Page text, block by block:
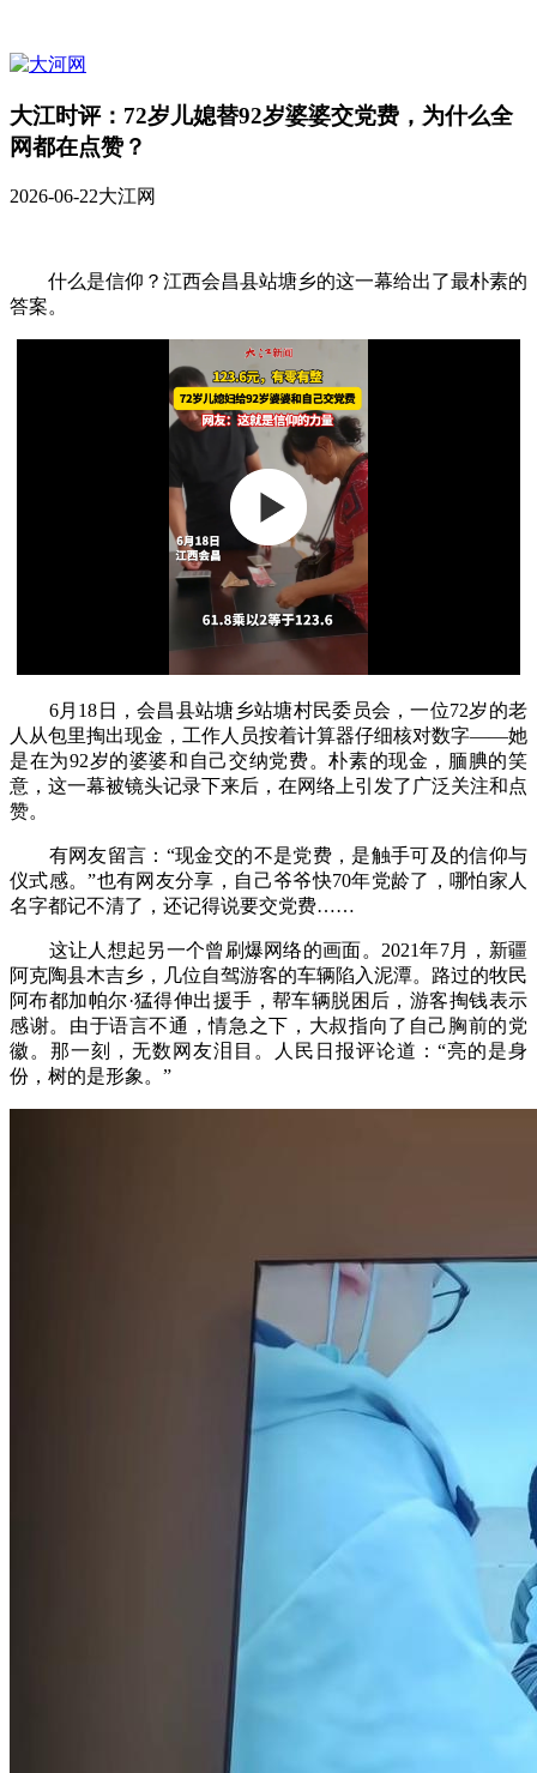
大江时评：72岁儿媳替92岁婆婆交党费，为什么全
网都在点赞？
2026-06-22大江网
什么是信仰？江西会昌县站塘乡的这一幕给出了最朴素的
答案。
6月18日，会昌县站塘乡站塘村民委员会，一位72岁的老
人从包里掏出现金，工作人员按着计算器仔细核对数字——她
是在为92岁的婆婆和自己交纳党费。朴素的现金，腼腆的笑
意，这一幕被镜头记录下来后，在网络上引发了广泛关注和点
赞。
有网友留言：“现金交的不是党费，是触手可及的信仰与
仪式感。”也有网友分享，自己爷爷快70年党龄了，哪怕家人
名字都记不清了，还记得说要交党费……
这让人想起另一个曾刷爆网络的画面。2021年7月，新疆
阿克陶县木吉乡，几位自驾游客的车辆陷入泥潭。路过的牧民
阿布都加帕尔·猛得伸出援手，帮车辆脱困后，游客掏钱表示
感谢。由于语言不通，情急之下，大叔指向了自己胸前的党
徽。那一刻，无数网友泪目。人民日报评论道：“亮的是身
份，树的是形象。”